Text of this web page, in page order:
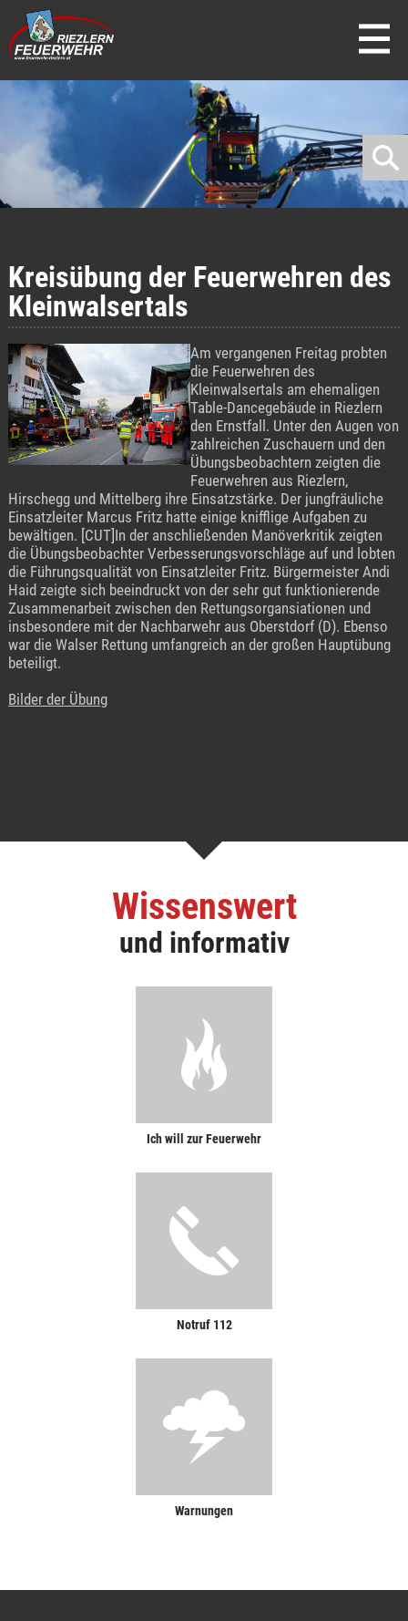
direkt zur Navigation
direkt zum Inhalt
Kreisübung der Feuerwehren des
Kleinwalsertals
Am vergangenen Freitag probten
die Feuerwehren des
Kleinwalsertals am ehemaligen
Table-Dancegebäude in Riezlern
den Ernstfall. Unter den Augen von
zahlreichen Zuschauern und den
Übungsbeobachtern zeigten die
Feuerwehren aus Riezlern,
Hirschegg und Mittelberg ihre Einsatzstärke. Der jungfräuliche
Einsatzleiter Marcus Fritz hatte einige knifflige Aufgaben zu
bewältigen. [CUT]In der anschließenden Manöverkritik zeigten
die Übungsbeobachter Verbesserungsvorschläge auf und lobten
die Führungsqualität von Einsatzleiter Fritz. Bürgermeister Andi
Haid zeigte sich beeindruckt von der sehr gut funktionierende
Zusammenarbeit zwischen den Rettungsorgansiationen und
insbesondere mit der Nachbarwehr aus Oberstdorf (D). Ebenso
war die Walser Rettung umfangreich an der großen Hauptübung
beteiligt.
Bilder der Übung
Wissenswert
und informativ
Ich will zur Feuerwehr
Notruf 112
Warnungen